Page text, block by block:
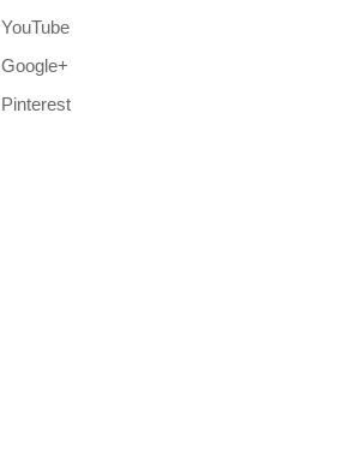
YouTube
Google+
Pinterest